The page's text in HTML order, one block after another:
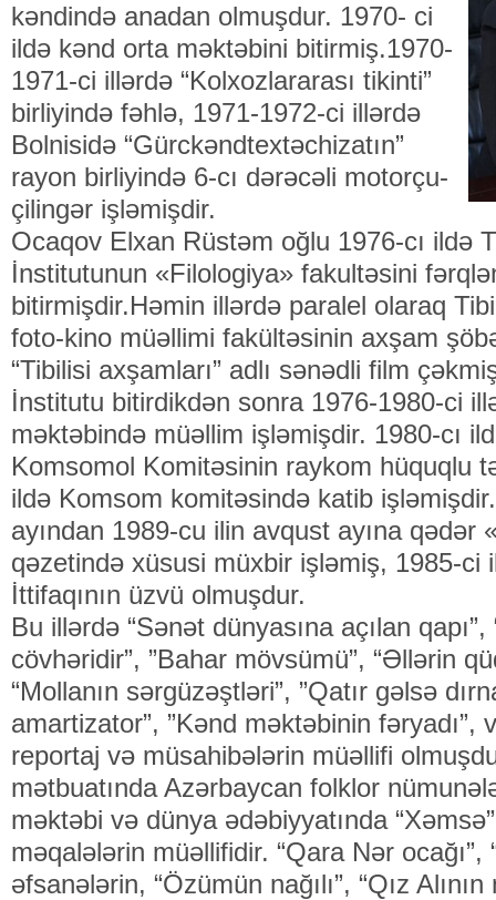
kəndində anadan olmuşdur. 1970- ci
ildə kənd orta məktəbini bitirmiş.1970-
1971-ci illərdə “Kolxozlararası tikinti”
birliyində fəhlə, 1971-1972-ci illərdə
Bolnisidə “Gürckəndtextəchizatın”
rayon birliyində 6-cı dərəcəli motorçu-
çilingər işləmişdir.
Ocaqov Elxan Rüstəm oğlu 1976-cı ildə
İnstitutunun «Filologiya» fakultəsini
bitirmişdir.Həmin illərdə paralel olaraq
foto-kino müəllimi fakültəsinin axşam
“Tibilisi axşamları” adlı sənədli film
İnstitutu bitirdikdən sonra 1976-1980-ci
məktəbində müəllim işləmişdir. 1980-cı
Komsomol Komitəsinin raykom hüquqlu
ildə Komsom komitəsində katib
ayından 1989-cu ilin avqust ayına qədər
qəzetində xüsusi müxbir işləmiş, 1985-ci
İttifaqının üzvü olmuşdur.
Bu illərdə “Sənət dünyasına açılan
cövhəridir”, ”Bahar mövsümü”, “Əllərin
“Mollanın sərgüzəştləri”, ”Qatır gəlsə
amartizator”, ”Kənd məktəbinin fəryadı”,
reportaj və müsahibələrin müəllifi
mətbuatında Azərbaycan folklor
məktəbi və dünya ədəbiyyatında
məqalələrin müəllifidir. “Qara Nər ocağı”,
əfsanələrin, “Özümün nağılı”, “Qız Alının